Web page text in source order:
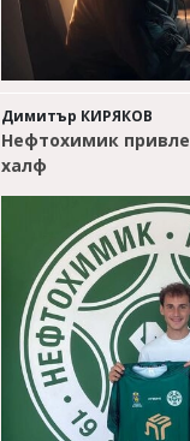
Димитър КИРЯКОВ
Нефтохимик
халф